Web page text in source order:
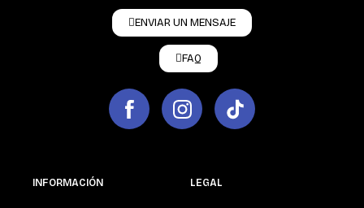
ENVIAR UN MENSAJE
FAQ
INFORMACIÓN LEGAL